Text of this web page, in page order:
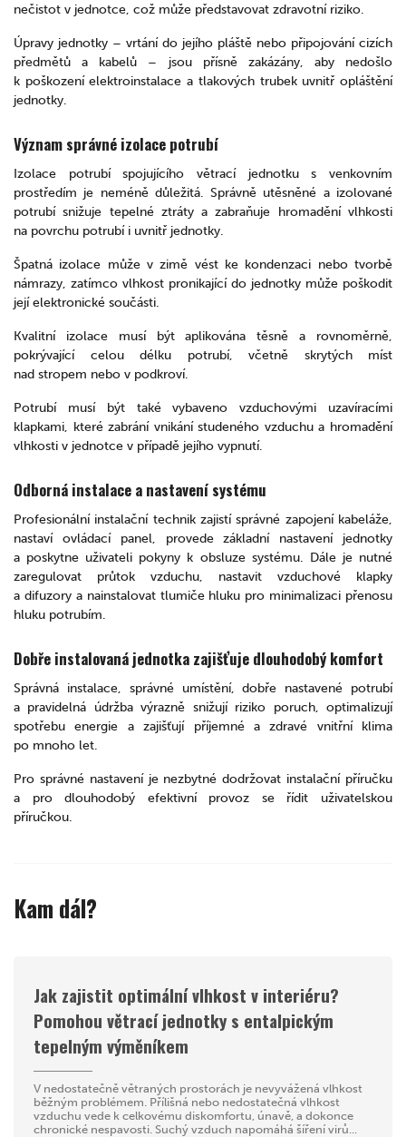
nečistot v jednotce, což může představovat zdravotní riziko.
Úpravy jednotky – vrtání do jejího pláště nebo připojování cizích
předmětů a kabelů – jsou přísně zakázány, aby nedošlo
k poškození elektroinstalace a tlakových trubek uvnitř opláštění
jednotky.
Význam správné izolace potrubí
Izolace potrubí spojujícího větrací jednotku s venkovním
prostředím je neméně důležitá. Správně utěsněné a izolované
potrubí snižuje tepelné ztráty a zabraňuje hromadění vlhkosti
na povrchu potrubí i uvnitř jednotky.
Špatná izolace může v zimě vést ke kondenzaci nebo tvorbě
námrazy, zatímco vlhkost pronikající do jednotky může poškodit
její elektronické součásti.
Kvalitní izolace musí být aplikována těsně a rovnoměrně,
pokrývající celou délku potrubí, včetně skrytých míst
nad stropem nebo v podkroví.
Potrubí musí být také vybaveno vzduchovými uzavíracími
klapkami, které zabrání vnikání studeného vzduchu a hromadění
vlhkosti v jednotce v případě jejího vypnutí.
Odborná instalace a nastavení systému
Profesionální instalační technik zajistí správné zapojení kabeláže,
nastaví ovládací panel, provede základní nastavení jednotky
a poskytne uživateli pokyny k obsluze systému. Dále je nutné
zaregulovat průtok vzduchu, nastavit vzduchové klapky
a difuzory a nainstalovat tlumiče hluku pro minimalizaci přenosu
hluku potrubím.
Dobře instalovaná jednotka zajišťuje dlouhodobý komfort
Správná instalace, správné umístění, dobře nastavené potrubí
a pravidelná údržba výrazně snižují riziko poruch, optimalizují
spotřebu energie a zajišťují příjemné a zdravé vnitřní klima
po mnoho let.
Pro správné nastavení je nezbytné dodržovat instalační příručku
a pro dlouhodobý efektivní provoz se řídit uživatelskou
příručkou.
Kam dál?
Jak zajistit optimální vlhkost v interiéru?
Pomohou větrací jednotky s entalpickým
tepelným výměníkem
V nedostatečně větraných prostorách je nevyvážená vlhkost
běžným problémem. Přílišná nebo nedostatečná vlhkost
vzduchu vede k celkovému diskomfortu, únavě, a dokonce
chronické nespavosti. Suchý vzduch napomáhá šíření virů...